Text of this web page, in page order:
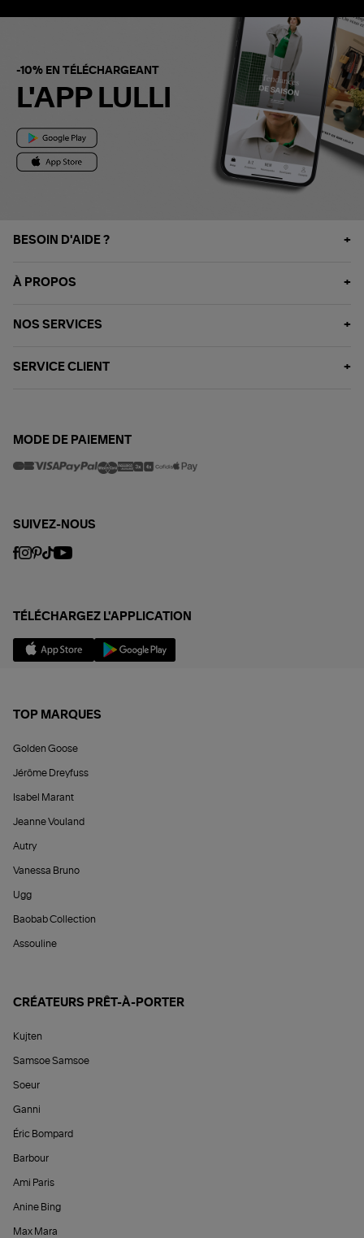
-10% EN TÉLÉCHARGEANT
L'APP LULLI
BESOIN D'AIDE ?
À PROPOS
NOS SERVICES
SERVICE CLIENT
MODE DE PAIEMENT
SUIVEZ-NOUS
TÉLÉCHARGEZ L'APPLICATION
TOP MARQUES
Golden Goose
Jérôme Dreyfuss
Isabel Marant
Jeanne Vouland
Autry
Vanessa Bruno
Ugg
Baobab Collection
Assouline
CRÉATEURS PRÊT-À-PORTER
Kujten
Samsoe Samsoe
Soeur
Ganni
Éric Bompard
Barbour
Ami Paris
Anine Bing
Max Mara